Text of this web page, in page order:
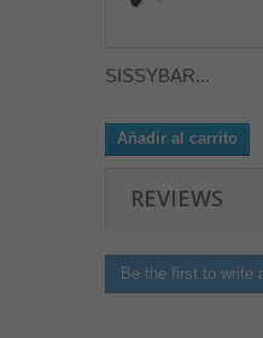
SISSYBAR...
Añadir al carrito
REVIEWS
Be the first to write